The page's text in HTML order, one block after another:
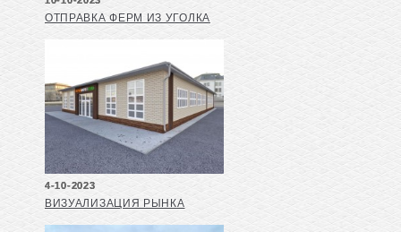
ОТПРАВКА ФЕРМ ИЗ УГОЛКА
4-10-2023
ВИЗУАЛИЗАЦИЯ РЫНКА